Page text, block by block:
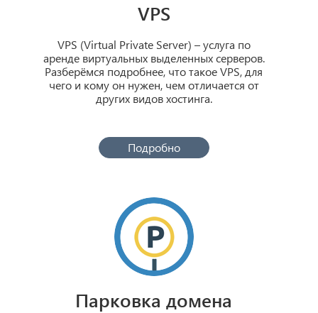
VPS
VPS (Virtual Private Server) – услуга по
аренде виртуальных выделенных серверов.
Разберёмся подробнее, что такое VPS, для
чего и кому он нужен, чем отличается от
других видов хостинга.
Подробно
Парковка домена